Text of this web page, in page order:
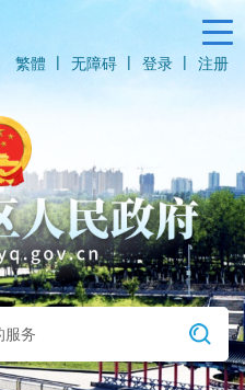
繁體
| 无障碍 | 登录 | 注册